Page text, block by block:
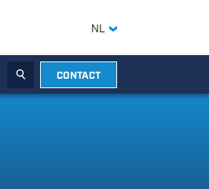
NL
ZOEKENCONTACT